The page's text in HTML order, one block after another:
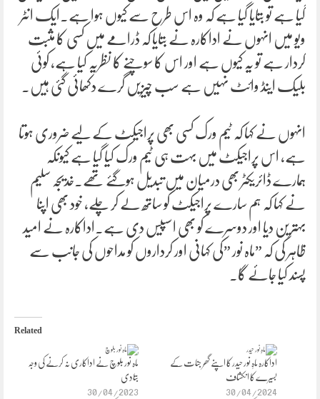
گیا ہے تو بتایا گیا ہے کہ وہ اس طرح سے کیوں ہوا ہے۔ایک انٹر
ویو میں انہوں نے اداکارہ نے بتایا کہ ڈرامے میں کسی کا مثبت
کردار ہے تو یہ کیوں ہے اور اس کا سوچنے کا نظریہ کیا ہے، کوئی
بلیک اینڈ وائٹ نہیں ہے سب چیزیں گرے دکھائی گئی ہیں۔
انہوں نے کہا کہ ٹیم ورک کسی بھی پراجیکٹ کے لیے ضروری ہوتا
ہے، اس پراجیکٹ میں بہت ہی ٹیم ورک کیا گیا ہے کیونکہ
ہمارے ڈائریکٹر بھی درمیان میں تبدیل ہوگئے تھے۔خدیجہ سلیم
نے کہا کہ ہم سارے پراجیکٹ کو ساتھ لے کر چلے، خود بھی اپنا
بہترین دیا اور دوسرے کو بھی اسپیس دی ہے۔اداکارہ نے امید
ظاہر کی کہ ”ماہ نور ”کی کہانی اور کرداروں کو مداحوں کی جانب سے
پسند کیا جائے گا۔
Related
ماہ نور بلوچ نے اداکاری نہ کرنے کی وجہ
بتادی
30/04/2023
اداکارہ ماہِ نور حیدر کا اپنے گھر جنات کے
بسیرے کا انکشاف
30/04/2024